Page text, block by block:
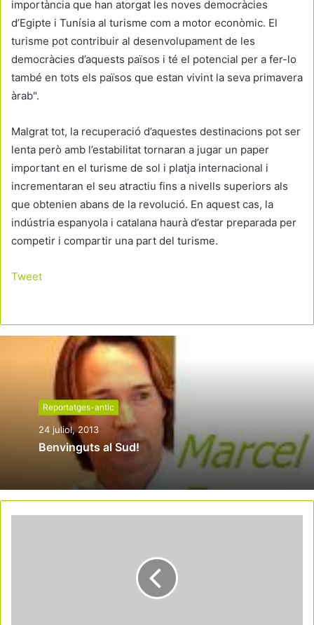
importància que han atorgat les noves democràcies
d’Egipte i Tunísia al turisme com a motor econòmic. El
turisme pot contribuir al desenvolupament de les
democràcies d’aquests països i té el potencial per a fer-lo
també en tots els països que estan vivint la seva primavera
àrab".
Malgrat tot, la recuperació d’aquestes destinacions pot ser
lenta però amb l’estabilitat tornaran a jugar un paper
important en el turisme de sol i platja internacional i
incrementaran el seu atractiu fins a nivells superiors als
que obtenien abans de la revolució. En aquest cas, la
indústria espanyola i catalana haurà d’estar preparada per
competir i compartir una part del turisme.
Tweet
Reportatges-antic
24 juliol, 2013
Benvinguts al Sud!